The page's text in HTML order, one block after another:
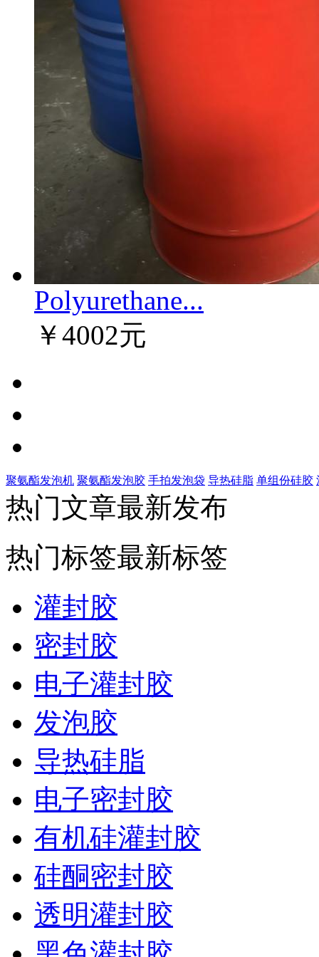
Polyurethane...
￥4002元
聚氨酯发泡机 聚氨酯发泡胶 手拍发泡袋 导热硅脂 单组份硅胶
热门文章最新发布
热门标签最新标签
灌封胶
密封胶
电子灌封胶
发泡胶
导热硅脂
电子密封胶
有机硅灌封胶
硅酮密封胶
透明灌封胶